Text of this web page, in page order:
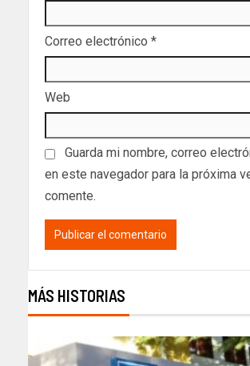
Correo electrónico *
Web
Guarda mi nombre, correo
en este navegador para la próxima
comente.
MÁS HISTORIAS